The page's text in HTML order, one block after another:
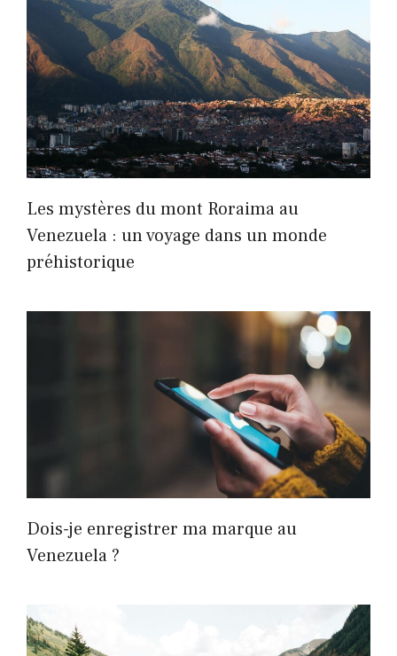
Les mystères du mont Roraima au
Venezuela : un voyage dans un monde
préhistorique
Dois-je enregistrer ma marque au
Venezuela ?